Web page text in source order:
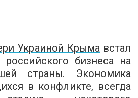
Украиной Крыма встал
бизнеса на
страны. Экономика
в конфликте, всегда